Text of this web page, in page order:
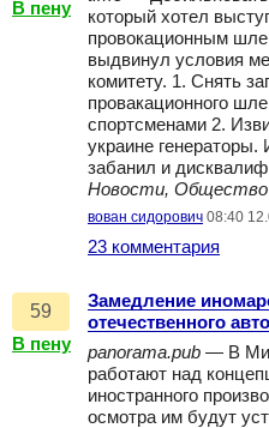
В пену
который хотел
провокационным
выдвинул условия
комитету. 1. Снять
провакационного
спортсменами 2.
украине
забанил и
Новости, Общество
вован сидорович 08:40
23 комментария
59
В пену
Замедление
отечественного
panorama.pub — В
работают над
иностранного
осмотра им будут